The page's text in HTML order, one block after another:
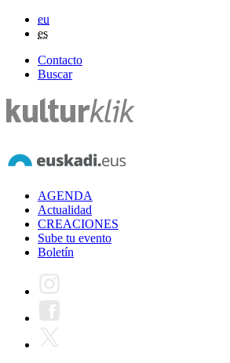
eu
es
Contacto
Buscar
AGENDA
Actualidad
CREACIONES
Sube tu evento
Boletín